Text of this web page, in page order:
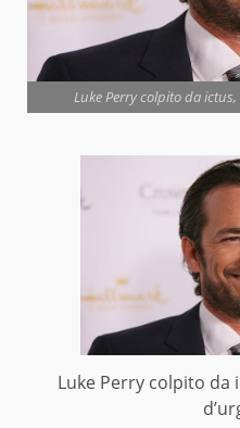
Luke Perry colpito da
Luke Perry colpito da